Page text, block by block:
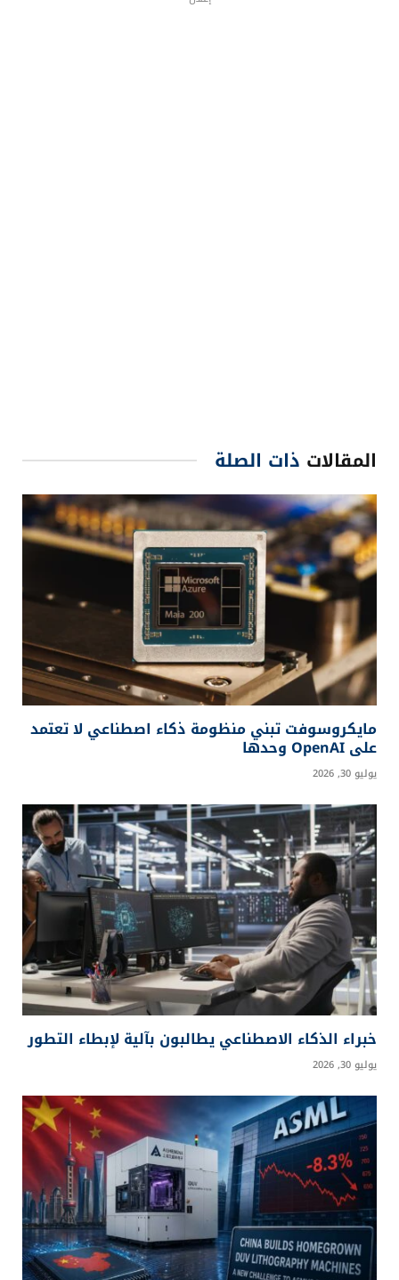
المقالات ذات الصلة
مايكروسوفت تبني منظومة ذكاء اصطناعي لا تعتمد
على OpenAI وحدها
يوليو 30, 2026
خبراء الذكاء الاصطناعي يطالبون بآلية لإبطاء التطور
يوليو 30, 2026